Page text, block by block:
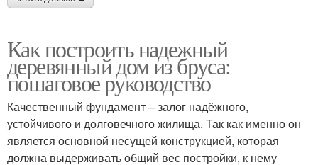
Как построить надежный
деревянный дом из бруса:
пошаговое руководство
Качественный фундамент – залог надёжного,
устойчивого и долговечного жилища. Так как именно он
является основной несущей конструкцией, которая
должна выдерживать общий вес постройки, к нему